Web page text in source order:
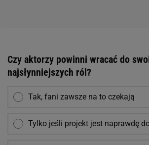
Czy aktorzy powinni wracać do
najsłynniejszych ról?
Tak, fani zawsze na to czekają
Tylko jeśli projekt jest naprawdę